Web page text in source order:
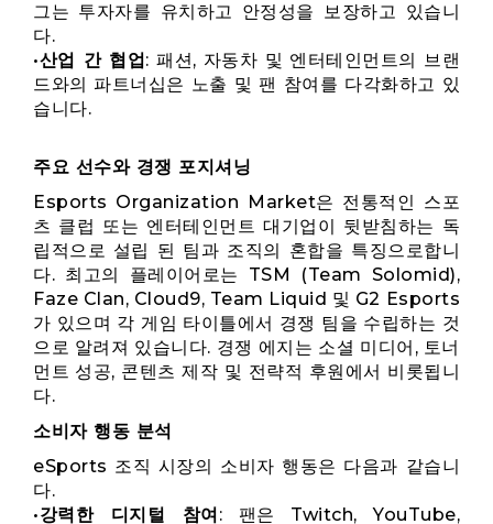
그는 투자자를 유치하고 안정성을 보장하고 있습니
다.
•산업 간 협업: 패션, 자동차 및 엔터테인먼트의 브랜
드와의 파트너십은 노출 및 팬 참여를 다각화하고 있
습니다.
주요 선수와 경쟁 포지셔닝
Esports Organization Market은 전통적인 스포
츠 클럽 또는 엔터테인먼트 대기업이 뒷받침하는 독
립적으로 설립 된 팀과 조직의 혼합을 특징으로합니
다. 최고의 플레이어로는 TSM (Team Solomid),
Faze Clan, Cloud9, Team Liquid 및 G2 Esports
가 있으며 각 게임 타이틀에서 경쟁 팀을 수립하는 것
으로 알려져 있습니다. 경쟁 에지는 소셜 미디어, 토너
먼트 성공, 콘텐츠 제작 및 전략적 후원에서 비롯됩니
다.
소비자 행동 분석
eSports 조직 시장의 소비자 행동은 다음과 같습니
다.
•강력한 디지털 참여 : 팬은 Twitch, YouTube,